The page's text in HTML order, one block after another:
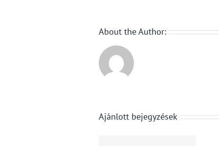
About the Author:
Ajánlott bejegyzések